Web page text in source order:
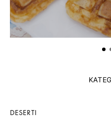
DESERTI